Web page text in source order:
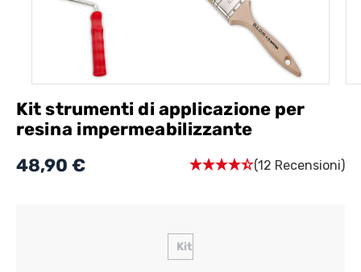
Kit strumenti di applicazione per
resina impermeabilizzante
48,90 €
(12 Recensioni)
Kit